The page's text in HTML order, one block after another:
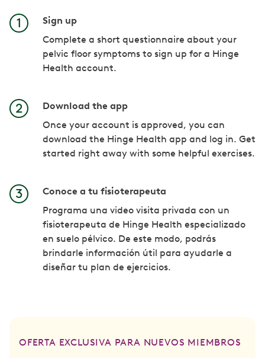
Sign up
Complete a short questionnaire about your
pelvic floor symptoms to sign up for a Hinge
Health account.
Download the app
Once your account is approved, you can
download the Hinge Health app and log in. Get
started right away with some helpful exercises.
Conoce a tu fisioterapeuta
Programa una video visita privada con un
fisioterapeuta de Hinge Health especializado
en suelo pélvico. De este modo, podrás
brindarle información útil para ayudarle a
diseñar tu plan de ejercicios.
OFERTA EXCLUSIVA PARA NUEVOS MIEMBROS